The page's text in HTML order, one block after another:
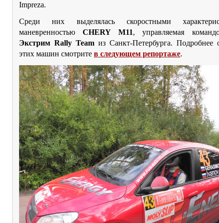
Impreza.
Среди них выделялась скоростными
маневренностьюCHERY M11, управляемая
Экстрим Rally Teamиз Санкт-Петербурга. Подробнее
этих машин смотрите в следующем репортаже.